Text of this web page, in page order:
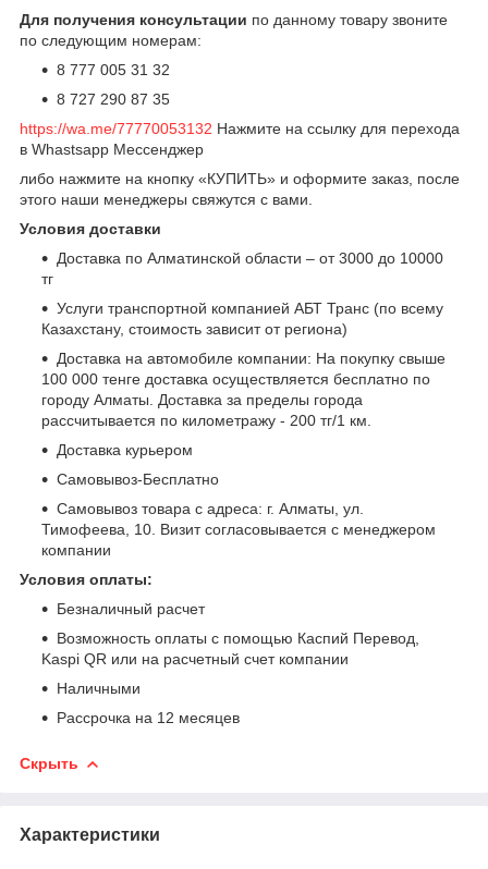
Для получения консультации по данному товару звоните
по следующим номерам:
8 777 005 31 32
8 727 290 87 35
https://wa.me/77770053132 Нажмите на ссылку для перехода
в Whastsapp Мессенджер
либо нажмите на кнопку «КУПИТЬ» и оформите заказ, после
этого наши менеджеры свяжутся с вами.
Условия доставки
Доставка по Алматинской области – от 3000 до 10000
тг
Услуги транспортной компанией АБТ Транс (по всему
Казахстану, стоимость зависит от региона)
Доставка на автомобиле компании: На покупку свыше
100 000 тенге доставка осуществляется бесплатно по
городу Алматы. Доставка за пределы города
рассчитывается по километражу - 200 тг/1 км.
Доставка курьером
Самовывоз-Бесплатно
Самовывоз товара с адреса: г. Алматы, ул.
Тимофеева, 10. Визит согласовывается с менеджером
компании
Условия оплаты:
Безналичный расчет
Возможность оплаты с помощью Каспий Перевод,
Kaspi QR или на расчетный счет компании
Наличными
Рассрочка на 12 месяцев
Скрыть
Характеристики